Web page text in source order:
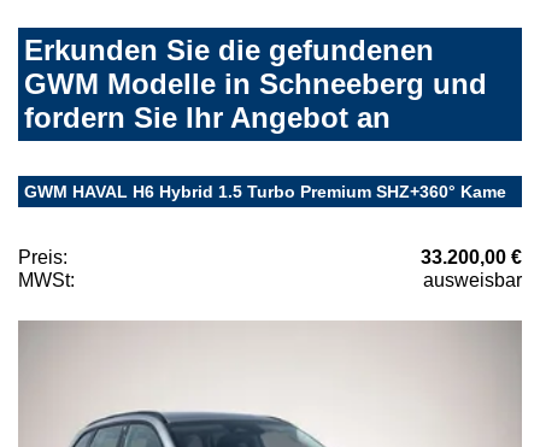
Erkunden Sie die gefundenen
GWM Modelle in Schneeberg und
fordern Sie Ihr Angebot an
GWM HAVAL H6 Hybrid 1.5 Turbo Premium SHZ+360° Kame
Preis:
33.200,00 €
MWSt:
ausweisbar